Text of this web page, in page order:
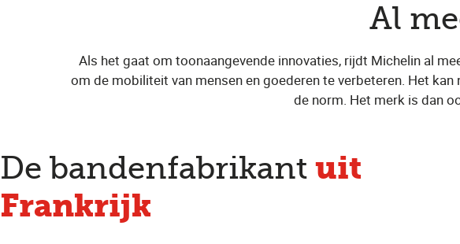
Al
Als het gaat om toonaangevende innovaties, rijdt Michelin al
om de mobiliteit van mensen en goederen te verbeteren. Het
de norm. Het merk is dan
De bandenfabrikant uit
Frankrijk